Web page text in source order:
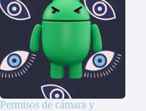
Permisos de cámara y